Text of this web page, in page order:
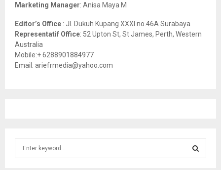
Marketing Manager: Anisa Maya M
Editor’s Office : Jl. Dukuh Kupang XXXI no.46A Surabaya
Representatif Office: 52 Upton St, St James, Perth, Western
Australia
Mobile:+ 6288901884977
Email: ariefrmedia@yahoo.com